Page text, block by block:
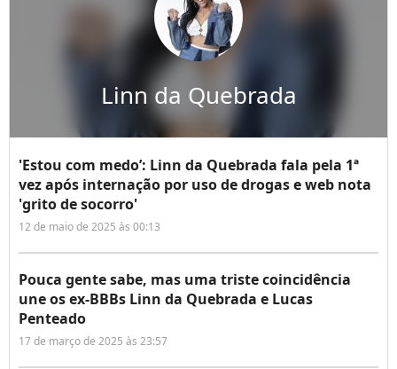
Linn da Quebrada
'Estou com medo’: Linn da Quebrada fala pela 1ª
vez após internação por uso de drogas e web nota
'grito de socorro'
12 de maio de 2025 às 00:13
Pouca gente sabe, mas uma triste coincidência
une os ex-BBBs Linn da Quebrada e Lucas
Penteado
17 de março de 2025 às 23:57